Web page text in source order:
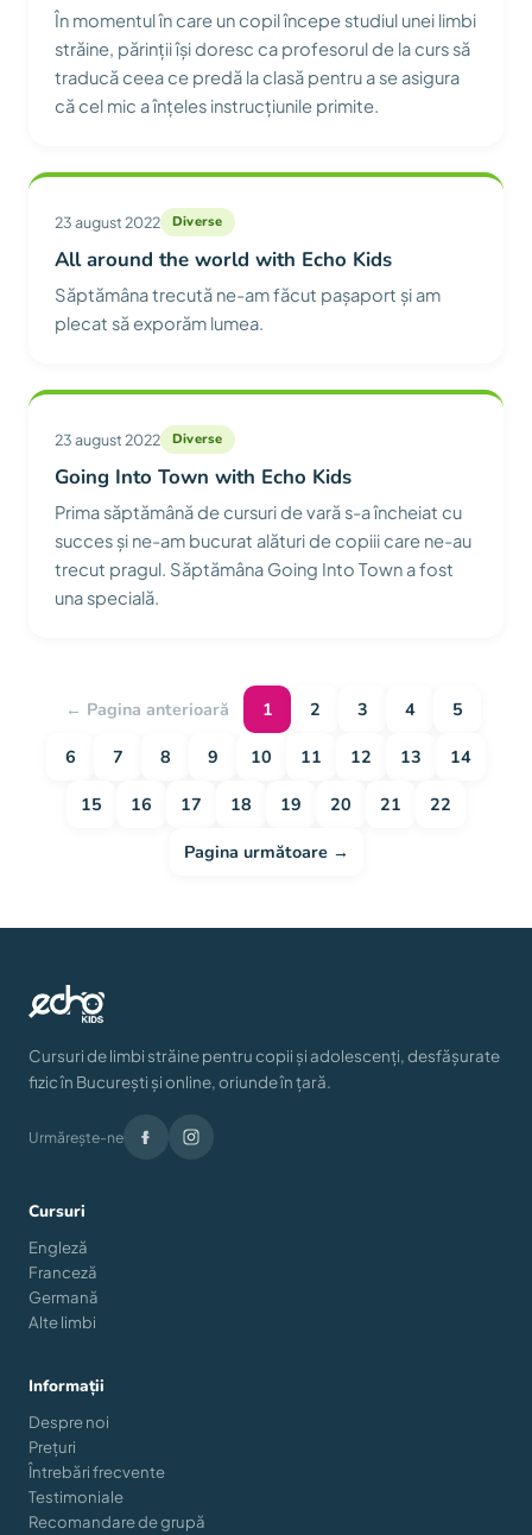
În momentul în care un copil începe studiul unei limbi
străine, părinții își doresc ca profesorul de la curs să
traducă ceea ce predă la clasă pentru a se asigura
că cel mic a înțeles instrucțiunile primite.
23 august 2022 Diverse
All around the world with Echo Kids
Săptămâna trecută ne-am făcut pașaport și am
plecat să exporăm lumea.
23 august 2022 Diverse
Going Into Town with Echo Kids
Prima săptămână de cursuri de vară s-a încheiat cu
succes și ne-am bucurat alături de copiii care ne-au
trecut pragul. Săptămâna Going Into Town a fost
una specială.
← Pagina anterioară 1 2 3 4
5
6
7 8 9 10 11 12 13
14
15
16 17 18 19 20 21
22
Pagina următoare →
Cursuri de limbi străine pentru copii și adolescenți, desfășurate
fizic în București și online, oriunde în țară.
Urmărește-ne
Cursuri
Engleză
Franceză
Germană
Alte limbi
Informații
Despre noi
Prețuri
Întrebări frecvente
Testimoniale
Recomandare de grupă